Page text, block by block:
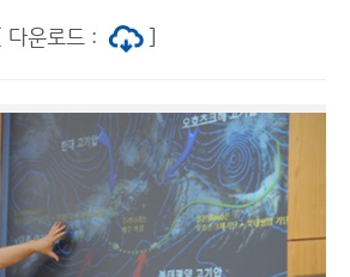
예보관 양성을 위해 공적개발원조
향예보 등에 대해 현지 적용 중심으
다.
[ 다운로드 :